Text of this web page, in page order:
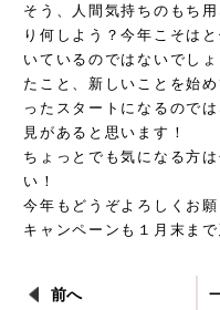
そう、人間気持ちのもち
り何しよう？今年こそは
いているのではないでし
たこと、新しいことを始
ったスタートになるので
見があると思います！
ちょっとでも気になる方
い！
今年もどうぞよろしくお願
キャンペーンも１月末ま
前へ